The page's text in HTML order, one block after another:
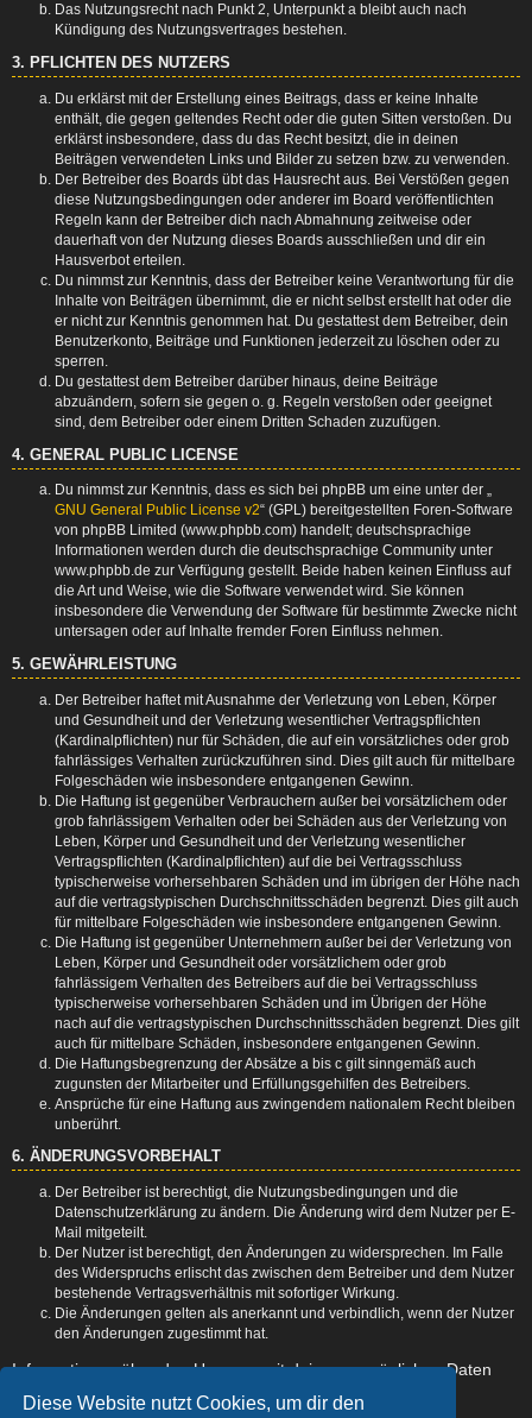
Diese Website nutzt Cookies, um dir den
Das Nutzungsrecht nach Punkt 2, Unterpunkt a bleibt auch nach
Kündigung des Nutzungsvertrages bestehen.
3. PFLICHTEN DES NUTZERS
Du erklärst mit der Erstellung eines Beitrags, dass er keine Inhalte
enthält, die gegen geltendes Recht oder die guten Sitten verstoßen. Du
erklärst insbesondere, dass du das Recht besitzt, die in deinen
Beiträgen verwendeten Links und Bilder zu setzen bzw. zu verwenden.
Der Betreiber des Boards übt das Hausrecht aus. Bei Verstößen gegen
diese Nutzungsbedingungen oder anderer im Board veröffentlichten
Regeln kann der Betreiber dich nach Abmahnung zeitweise oder
dauerhaft von der Nutzung dieses Boards ausschließen und dir ein
Hausverbot erteilen.
Du nimmst zur Kenntnis, dass der Betreiber keine Verantwortung für die
Inhalte von Beiträgen übernimmt, die er nicht selbst erstellt hat oder die
er nicht zur Kenntnis genommen hat. Du gestattest dem Betreiber, dein
Benutzerkonto, Beiträge und Funktionen jederzeit zu löschen oder zu
sperren.
Du gestattest dem Betreiber darüber hinaus, deine Beiträge
abzuändern, sofern sie gegen o. g. Regeln verstoßen oder geeignet
sind, dem Betreiber oder einem Dritten Schaden zuzufügen.
4. GENERAL PUBLIC LICENSE
Du nimmst zur Kenntnis, dass es sich bei phpBB um eine unter der „
GNU General Public License v2“ (GPL) bereitgestellten Foren-Software
von phpBB Limited (www.phpbb.com) handelt; deutschsprachige
Informationen werden durch die deutschsprachige Community unter
www.phpbb.de zur Verfügung gestellt. Beide haben keinen Einfluss auf
die Art und Weise, wie die Software verwendet wird. Sie können
insbesondere die Verwendung der Software für bestimmte Zwecke nicht
untersagen oder auf Inhalte fremder Foren Einfluss nehmen.
5. GEWÄHRLEISTUNG
Der Betreiber haftet mit Ausnahme der Verletzung von Leben, Körper
und Gesundheit und der Verletzung wesentlicher Vertragspflichten
(Kardinalpflichten) nur für Schäden, die auf ein vorsätzliches oder grob
fahrlässiges Verhalten zurückzuführen sind. Dies gilt auch für mittelbare
Folgeschäden wie insbesondere entgangenen Gewinn.
Die Haftung ist gegenüber Verbrauchern außer bei vorsätzlichem oder
grob fahrlässigem Verhalten oder bei Schäden aus der Verletzung von
Leben, Körper und Gesundheit und der Verletzung wesentlicher
Vertragspflichten (Kardinalpflichten) auf die bei Vertragsschluss
typischerweise vorhersehbaren Schäden und im übrigen der Höhe nach
auf die vertragstypischen Durchschnittsschäden begrenzt. Dies gilt auch
für mittelbare Folgeschäden wie insbesondere entgangenen Gewinn.
Die Haftung ist gegenüber Unternehmern außer bei der Verletzung von
Leben, Körper und Gesundheit oder vorsätzlichem oder grob
fahrlässigem Verhalten des Betreibers auf die bei Vertragsschluss
typischerweise vorhersehbaren Schäden und im Übrigen der Höhe
nach auf die vertragstypischen Durchschnittsschäden begrenzt. Dies gilt
auch für mittelbare Schäden, insbesondere entgangenen Gewinn.
Die Haftungsbegrenzung der Absätze a bis c gilt sinngemäß auch
zugunsten der Mitarbeiter und Erfüllungsgehilfen des Betreibers.
Ansprüche für eine Haftung aus zwingendem nationalem Recht bleiben
unberührt.
6. ÄNDERUNGSVORBEHALT
Der Betreiber ist berechtigt, die Nutzungsbedingungen und die
Datenschutzerklärung zu ändern. Die Änderung wird dem Nutzer per E-
Mail mitgeteilt.
Der Nutzer ist berechtigt, den Änderungen zu widersprechen. Im Falle
des Widerspruchs erlischt das zwischen dem Betreiber und dem Nutzer
bestehende Vertragsverhältnis mit sofortiger Wirkung.
Die Änderungen gelten als anerkannt und verbindlich, wenn der Nutzer
den Änderungen zugestimmt hat.
Informationen über den Umgang mit deinen persönlichen Daten
sind in der Datenschutzerklärung enthalten.